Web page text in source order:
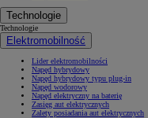
Technologie
Technologie
Elektromobilność
Lider elektromobilności
Napęd hybrydowy
Napęd hybrydowy typu plug-in
Napęd wodorowy
Napęd elektryczny na baterię
Zasięg aut elektrycznych
Zalety posiadania aut elektrycznych